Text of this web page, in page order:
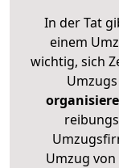
In der Tat
einem
wichtig, sich
Umzugs
Umzug